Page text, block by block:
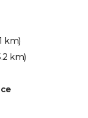
km)
km)